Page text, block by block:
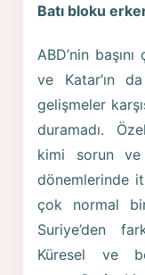
Batı bloku
ABD’nin
ve Katar’ın
gelişmeler
duramadı.
kimi sorun ve
dönemlerinde
çok normal
Suriye’den
Küresel ve